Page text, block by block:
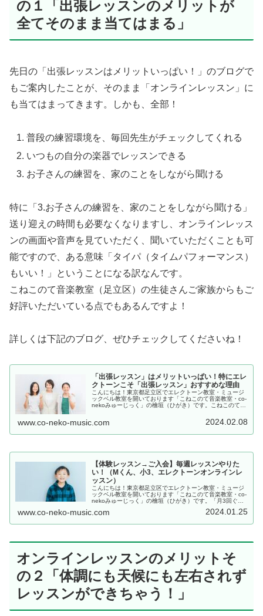
の１「出張レッスンのメリットが
全てそのまま当てはまる」
先日の「出張レッスンはメリットいっぱい！」のブログで
もご案内したことが、そのまま「オンラインレッスン」に
も当てはまってきます。しかも、全部！
普段の練習環境を、毎回先生がチェックしてくれる
いつもの自分の楽器でレッスンできる
お子さんの練習を、家のことをしながら聞ける
特に「3.お子さんの練習を、家のことをしながら聞ける」
送り迎えの時間も必要なくなりますし、オンラインレッス
ンの画面や音声を見ていただく、聞いていただくことも可
能ですので、ある意味「タイパ（タイムパフォーマンス）
もいい！」ということになる訳なんです。
こねこのて音楽教室（足立区）の生徒さんご家族からもご
好評いただいている点でもあるんですよ！
詳しくは下記のブログ、ぜひチェックしてくださいね！
「出張レッスン」はメリットいっぱい！特にエレ
クトーンこそ「出張レッスン」おすすめな理由
こんにちは！東京都足立区でエレクトーン教室・ミュージ
ックベル教室を開いております「こねこのて音楽教室・co-
nekoみゅーじっく」の檜垣（ひがき）です。こねこのて音
www.co-neko-music.com 2024.02.08
【体験レッスン→ご入会】毎週レッスンやりた
い！（Mくん、小3、エレクトーンオンラインレ
ッスン）
こんにちは！東京都足立区でエレクトーン教室・ミュージ
ックベル教室を開いております「こねこのて音楽教室・co-
nekoみゅーじっく」の檜垣（ひがき）です。「月3回ぐら
越しにお母さまと打ち合わ...
www.co-neko-music.com 2024.01.25
オンラインレッスンのメリットそ
の２「体調にも天候にも左右されず
レッスンができちゃう！」